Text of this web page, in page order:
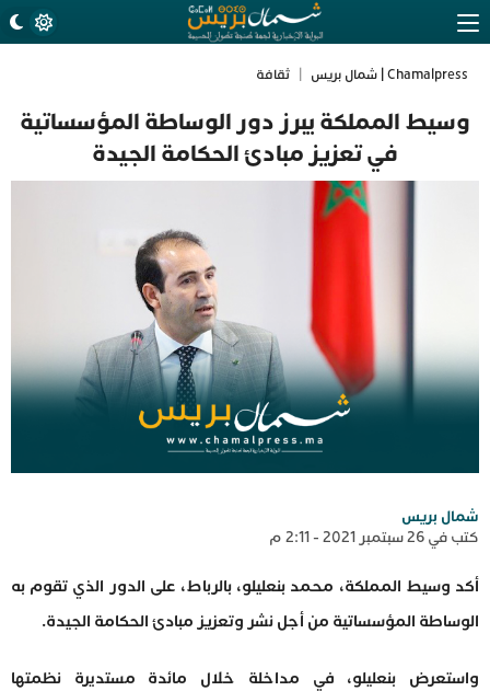
Chamalpress | شمال بريس ثقافة
وسيط المملكة يبرز دور الوساطة المؤسساتية
في تعزيز مبادئ الحكامة الجيدة
شمال بريس
كتب في 26 سبتمبر 2021 - 2:11 م
أكد وسيط المملكة، محمد بنعليلو، بالرباط، على الدور الذي تقوم به
الوساطة المؤسساتية من أجل نشر وتعزيز مبادئ الحكامة الجيدة.
واستعرض بنعليلو، في مداخلة خلال مائدة مستديرة نظمتها